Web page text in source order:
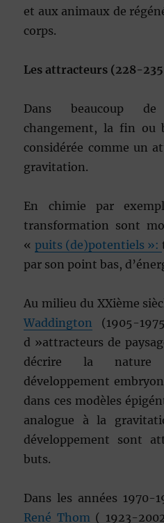
et aux animaux de
corps.
Les attracteurs (228-
Dans beaucoup
changement, la fin ou
considérée comme un
gravitation.
En chimie par
transformation sont
« puits (de)potentiels »:
par son point bas,
Au milieu du XXième
Waddington (1905-
d »attracteurs de
décrire la nature
développement
dans ces modèles
analogue à la
développement sont
buts.
Dans les années 1970-
René Thom( 1923-